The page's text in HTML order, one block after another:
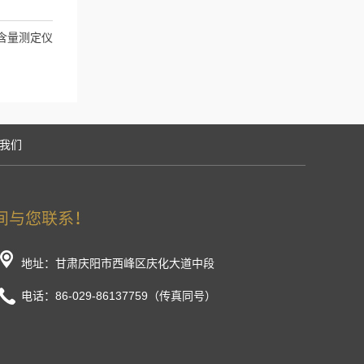
量测定仪
们
地址：甘肃庆阳市西峰区庆化大道中段
电话：86-029-86137759（传真同号）